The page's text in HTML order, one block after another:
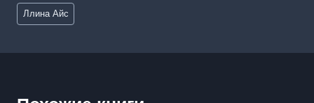
Метки
записи:
Ллина Айс